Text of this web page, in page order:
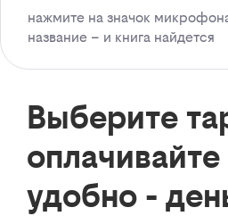
нажмите на значок
название – и книга найдется
Выберите
оплачивайте
удобно -